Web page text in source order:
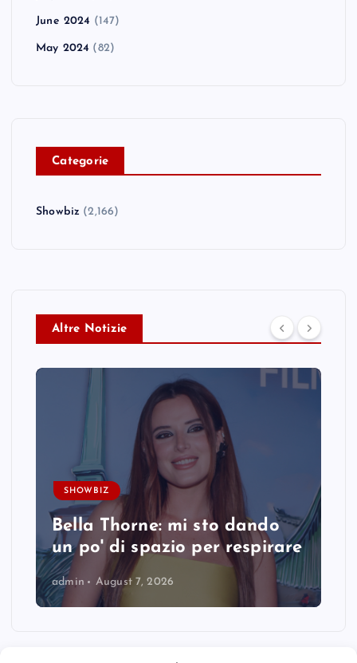
June 2024 (147)
May 2024 (82)
Categorie
Showbiz (2,166)
Altre Notizie
SHOWBIZ
Bella Thorne: mi sto dando
un po' di spazio per respirare
admin August 7, 2026